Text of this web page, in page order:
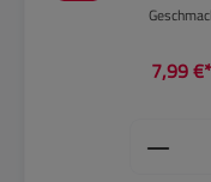
7,99 €*